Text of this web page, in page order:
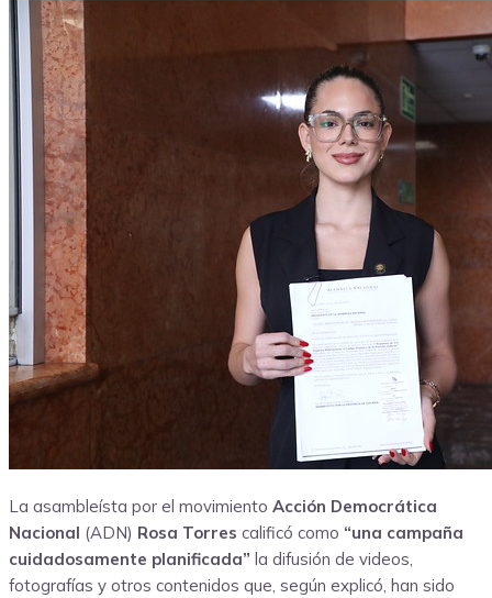
La asambleísta por el movimiento Acción Democrática
Nacional (ADN) Rosa Torres calificó como “una campaña
cuidadosamente planificada” la difusión de videos,
fotografías y otros contenidos que, según explicó, han sido